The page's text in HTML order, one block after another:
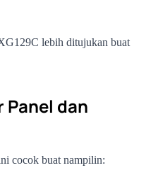
lebih ditujukan buat
Panel dan
cocok buat nampilin: